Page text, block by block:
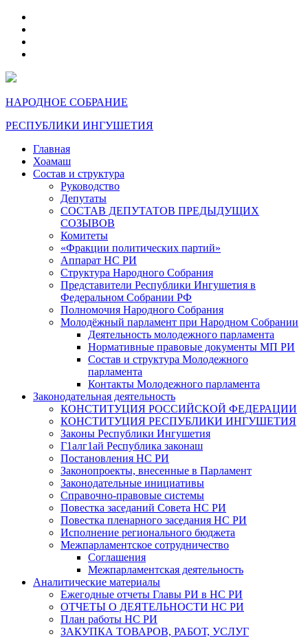
НАРОДНОЕ СОБРАНИЕ
РЕСПУБЛИКИ ИНГУШЕТИЯ
Главная
Хоамаш
Состав и структура
Руководство
Депутаты
СОСТАВ ДЕПУТАТОВ ПРЕДЫДУЩИХ
СОЗЫВОВ
Комитеты
«Фракции политических партий»
Аппарат НС РИ
Структура Народного Собрания
Представители Республики Ингушетия в
Федеральном Собрании РФ
Полномочия Народного Собрания
Молодёжный парламент при Народном Собрании
Деятельность молодежного парламента
Нормативные правовые документы МП РИ
Состав и структура Молодежного
парламента
Контакты Молодежного парламента
Законодательная деятельность
КОНСТИТУЦИЯ РОССИЙСКОЙ ФЕДЕРАЦИИ
КОНСТИТУЦИЯ РЕСПУБЛИКИ ИНГУШЕТИЯ
Законы Республики Ингушетия
Г1алг1ай Республика законаш
Постановления НС РИ
Законопроекты, внесенные в Парламент
Законодательные инициативы
Справочно-правовые системы
Повестка заседаний Совета НС РИ
Повестка пленарного заседания НС РИ
Исполнение регионального бюджета
Межпарламентское сотрудничество
Соглашения
Межпарламентская деятельность
Аналитические материалы
Ежегодные отчеты Главы РИ в НС РИ
ОТЧЕТЫ О ДЕЯТЕЛЬНОСТИ НС РИ
План работы НС РИ
ЗАКУПКА ТОВАРОВ, РАБОТ, УСЛУГ